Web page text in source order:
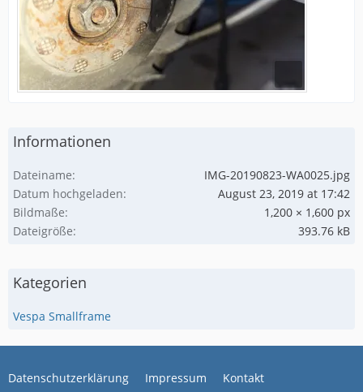
Informationen
Dateiname
IMG-20190823-WA0025.jpg
Datum hochgeladen
August 23, 2019 at 17:42
Bildmaße
1,200 × 1,600 px
Dateigröße
393.76 kB
Kategorien
Vespa Smallframe
Datenschutzerklärung Impressum Kontakt